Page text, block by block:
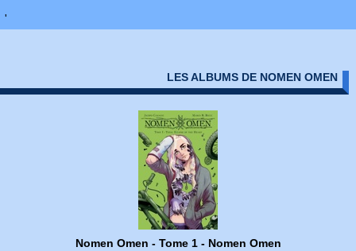
'
LES ALBUMS DE NOMEN OMEN
Nomen Omen - Tome 1 - Nomen Omen